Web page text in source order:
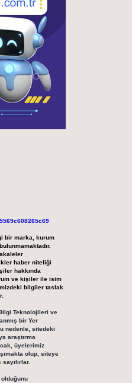
bir marka, kurum
haber niteliği
hakkında
ve kişiler ile isim
bilgiler taslak
Teknolojileri ve
bir Yer
nedenle, sitedeki
araştırma
üyelerimiz
olup, siteye
olduğunu